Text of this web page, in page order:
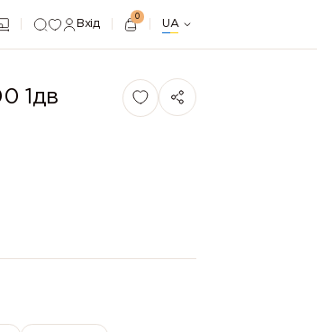
Вхід
0
UA
1дв